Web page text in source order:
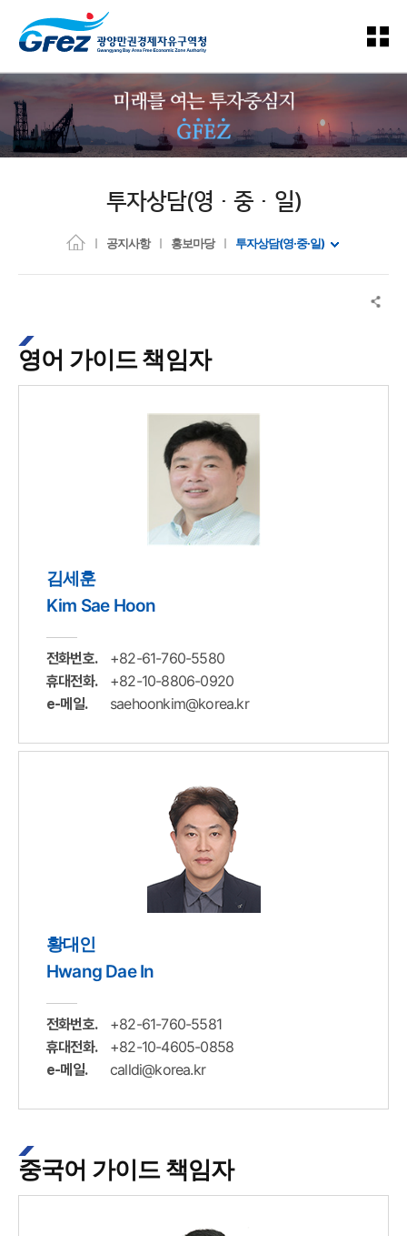
투자상담(영·중·일)
공지사항 홍보마당 투자상담(영·중·일)
영어 가이드 책임자
김세훈
Kim Sae Hoon
전화번호. +82-61-760-5580
휴대전화. +82-10-8806-0920
e-메일. saehoonkim@korea.kr
황대인
Hwang Dae In
전화번호. +82-61-760-5581
휴대전화. +82-10-4605-0858
e-메일. calldi@korea.kr
중국어 가이드 책임자